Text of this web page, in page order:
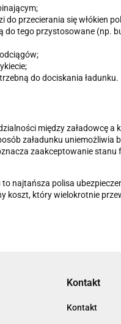
przecierania się włókien
do tego przystosowane (np.
do dociskania ładunku.
między załadowcę a
załadunku uniemożliwia
zaakceptowanie stanu
najtańsza polisa
koszt, który wielokrotnie
Kontakt
Kontakt